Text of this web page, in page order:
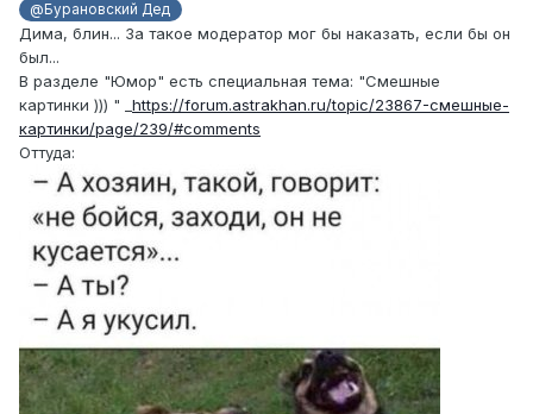
@Бурановский Дед
Дима, блин... За такое модератор мог бы наказать, если бы он
был...
В разделе "Юмор" есть специальная тема: "Смешные
картинки ))) " _ https://forum.astrakhan.ru/topic/23867-смешные-
картинки/page/239/#comments
Оттуда: